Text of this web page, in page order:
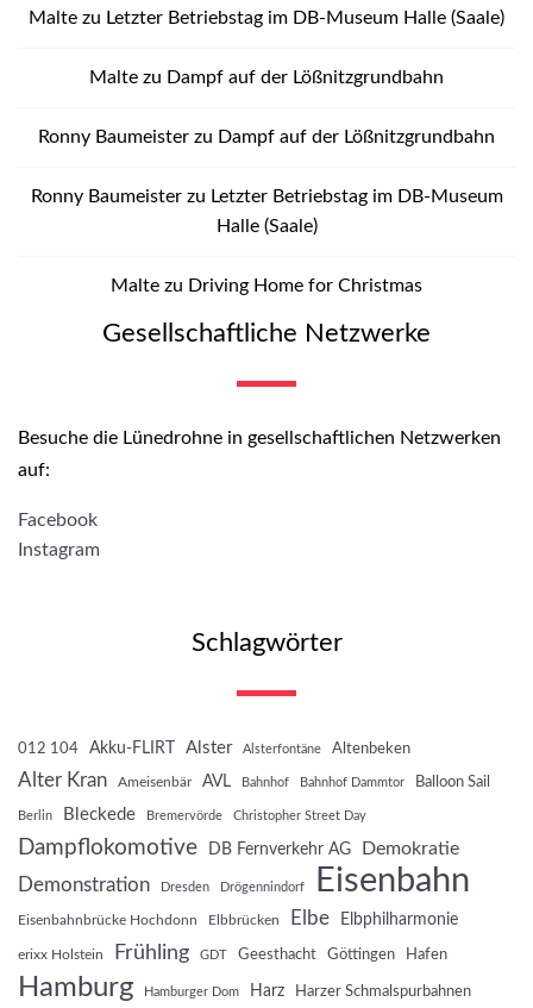
Malte zu Letzter Betriebstag im DB-Museum Halle (Saale)
Malte zu Dampf auf der Lößnitzgrundbahn
Ronny Baumeister zu Dampf auf der Lößnitzgrundbahn
Ronny Baumeisterzu Letzter Betriebstag im DB-Museum
Halle (Saale)
Malte zu Driving Home for Christmas
Gesellschaftliche Netzwerke
Besuche die Lünedrohne in gesellschaftlichen Netzwerken
auf:
Facebook
Instagram
Schlagwörter
012 104 Akku-FLIRT Alster Alsterfontäne Altenbeken
Alter Kran Ameisenbär AVL Bahnhof Bahnhof Dammtor Balloon Sail
Berlin Bleckede Bremervörde Christopher Street Day
Dampflokomotive DB Fernverkehr AG Demokratie
Demonstration Dresden Drögennindorf Eisenbahn
Eisenbahnbrücke Hochdonn Elbbrücken Elbe Elbphilharmonie
erixx Holstein Frühling GDT Geesthacht Göttingen Hafen
Hamburg Hamburger Dom Harz Harzer Schmalspurbahnen